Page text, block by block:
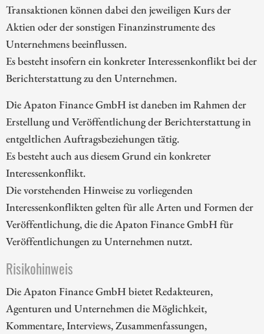
Transaktionen können dabei den jeweiligen Kurs der
Aktien oder der sonstigen Finanzinstrumente des
Unternehmens beeinflussen.
Es besteht insofern ein konkreter Interessenkonflikt bei der
Berichterstattung zu den Unternehmen.
Die Apaton Finance GmbH ist daneben im Rahmen der
Erstellung und Veröffentlichung der Berichterstattung in
entgeltlichen Auftragsbeziehungen tätig.
Es besteht auch aus diesem Grund ein konkreter
Interessenkonflikt.
Die vorstehenden Hinweise zu vorliegenden
Interessenkonflikten gelten für alle Arten und Formen der
Veröffentlichung, die die Apaton Finance GmbH für
Veröffentlichungen zu Unternehmen nutzt.
Risikohinweis
Die Apaton Finance GmbH bietet Redakteuren,
Agenturen und Unternehmen die Möglichkeit,
Kommentare, Interviews, Zusammenfassungen,